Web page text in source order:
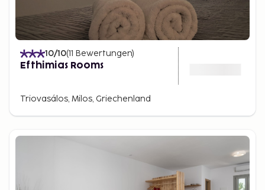
10/10(11 Bewertungen)
Efthimias Rooms
Triovasálos, Milos, Griechenland